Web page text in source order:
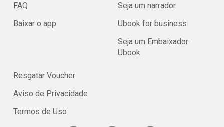
FAQ
Baixar o app
Seja um narrador
Ubook for business
Seja um Embaixador
Ubook
Resgatar Voucher
Aviso de Privacidade
Termos de Uso